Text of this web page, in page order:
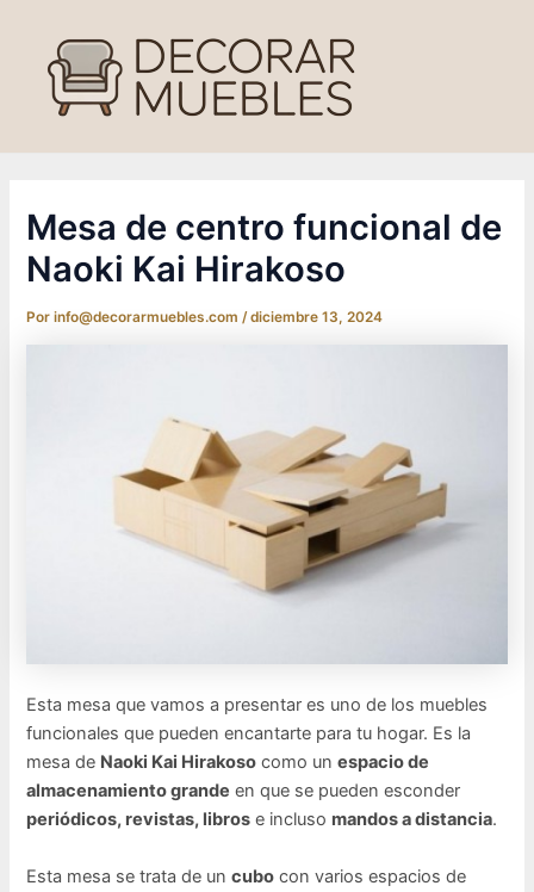
contenido
Mesa de centro funcional de
Naoki Kai Hirakoso
Porinfo@decorarmuebles.com/diciembre 13, 2024
Esta mesa que vamos a presentar es uno de los muebles
funcionales que pueden encantarte para tu hogar. Es la
mesa de Naoki Kai Hirakoso como unespacio de
almacenamiento grande en que se pueden esconder
periódicos, revistas, libros e incluso mandos a distancia.
Esta mesa se trata de uncubo con varios espacios de